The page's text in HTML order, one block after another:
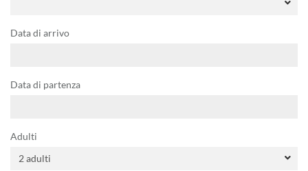
Data di arrivo
Data di partenza
Adulti